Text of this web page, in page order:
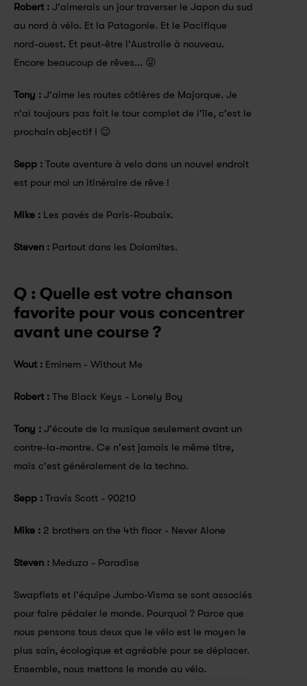
Robert : J'aimerais un jour traverser le Japon du sud
au nord à vélo. Et la Patagonie. Et le Pacifique
nord-ouest. Et peut-être l'Australie à nouveau.
Encore beaucoup de rêves... 😜
Tony : J'aime les routes côtières de Majorque. Je
n'ai toujours pas fait le tour complet de l'île, c'est le
prochain objectif ! 😉
Sepp : Toute aventure à velo dans un nouvel endroit
est pour moi un itinéraire de rêve !
Mike : Les pavés de Paris-Roubaix.
Steven : Partout dans les Dolomites.
Q : Quelle est votre chanson
favorite pour vous concentrer
avant une course ?
Wout : Eminem - Without Me
Robert : The Black Keys - Lonely Boy
Tony : J'écoute de la musique seulement avant un
contre-la-montre. Ce n'est jamais le même titre,
mais c'est généralement de la techno.
Sepp : Travis Scott - 90210
Mike : 2 brothers on the 4th floor - Never Alone
Steven : Meduza - Paradise
Swapfiets et l'équipe Jumbo-Visma se sont associés
pour faire pédaler le monde. Pourquoi ? Parce que
nous pensons tous deux que le vélo est le moyen le
plus sain, écologique et agréable pour se déplacer.
Ensemble, nous mettons le monde au vélo.